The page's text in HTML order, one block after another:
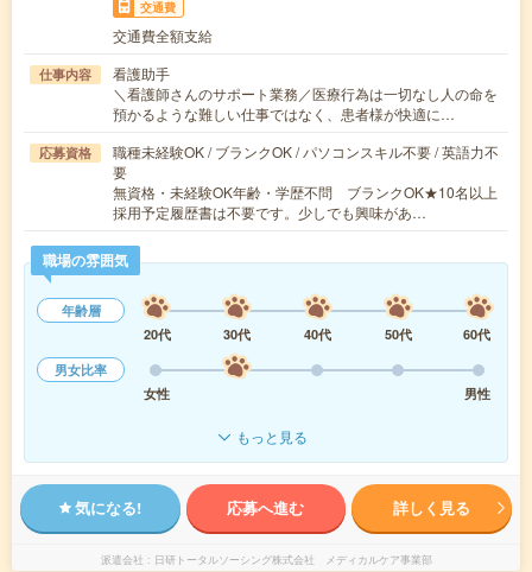
交通費
交通費全額支給
仕事内容
看護助手
＼看護師さんのサポート業務／医療行為は一切なし人の命を
預かるような難しい仕事ではなく、患者様が快適に…
応募資格
職種未経験OK / ブランクOK / パソコンスキル不要 / 英語力不
要
無資格・未経験OK年齢・学歴不問 ブランクOK★10名以上
採用予定履歴書は不要です。少しでも興味があ…
職場の雰囲気
年齢層
20代
30代 40代 50代
60代
男女比率
女性
男性
もっと見る
気になる! 応募へ進む 詳しく見る
派遣会社 日研トータルソーシング株式会社 メディカルケア事業部